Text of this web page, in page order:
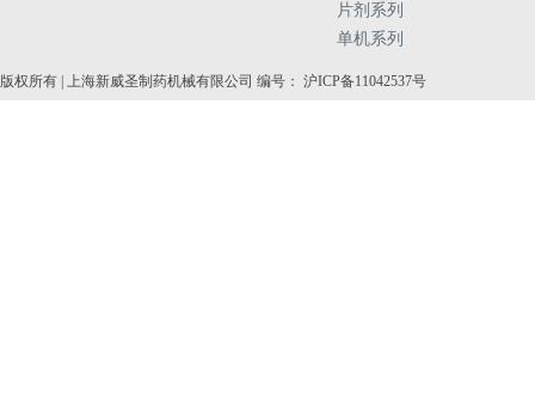
片剂系列
单机系列
版权所有 | 上海新威圣制药机械有限公司 编号： 沪ICP备11042537号